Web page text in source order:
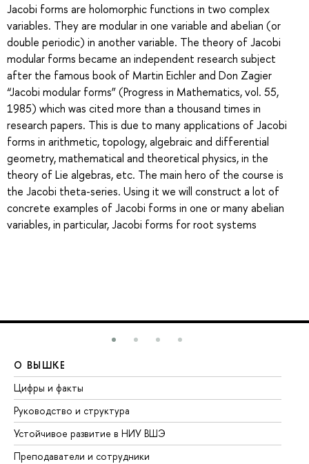
Jacobi forms are holomorphic functions in two complex
variables. They are modular in one variable and abelian (or
double periodic) in another variable. The theory of Jacobi
modular forms became an independent research subject
after the famous book of Martin Eichler and Don Zagier
“Jacobi modular forms” (Progress in Mathematics, vol. 55,
1985) which was cited more than a thousand times in
research papers. This is due to many applications of Jacobi
forms in arithmetic, topology, algebraic and differential
geometry, mathematical and theoretical physics, in the
theory of Lie algebras, etc. The main hero of the course is
the Jacobi theta-series. Using it we will construct a lot of
concrete examples of Jacobi forms in one or many abelian
variables, in particular, Jacobi forms for root systems
О ВЫШКЕ
Цифры и факты
Руководство и структура
Устойчивое развитие в НИУ ВШЭ
Преподаватели и сотрудники